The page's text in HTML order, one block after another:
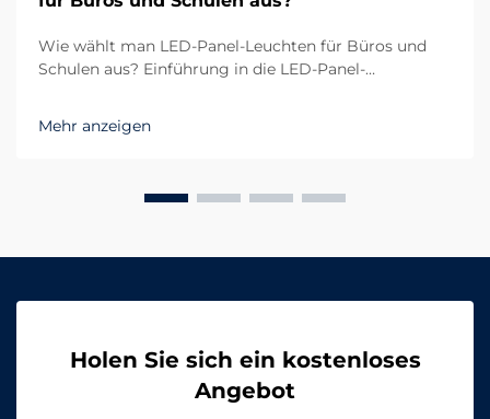
Wie wählt man LED-Panel-Leuchten für Büros und
Schulen aus? Einführung in die LED-Panel-
und Lernumgebungen ist die Nachfrage nach
effizienter und komfortabler Beleuchtung
Mehr anzeigen
Holen Sie sich ein kostenloses
Angebot